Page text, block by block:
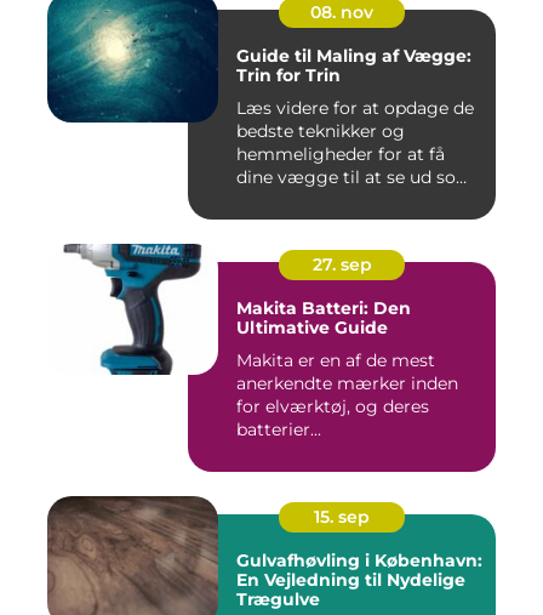
08. nov
Guide til Maling af Vægge:
Trin for Trin
Læs videre for at opdage de
bedste teknikker og
hemmeligheder for at få
dine vægge til at se ud som
27. sep
Makita Batteri: Den
Ultimative Guide
Makita er en af de mest
anerkendte mærker inden
for elværktøj, og deres
batterier...
15. sep
Gulvafhøvling i København:
En Vejledning til Nydelige
Trægulve